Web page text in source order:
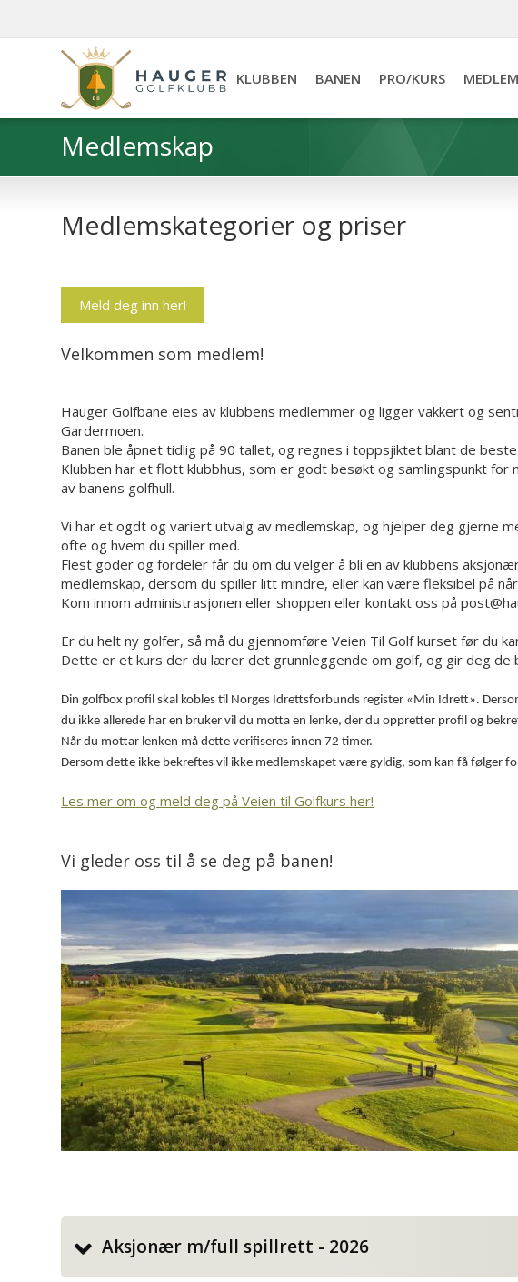
KLUBBEN BANEN PRO/KURS
Medlemskap
Medlemskategorier og priser
Meld deg inn her!
Velkommen som medlem!
Hauger Golfbane eies av klubbens medlemmer og ligger vakkert og
Gardermoen.
Banen ble åpnet tidlig på 90 tallet, og regnes i toppsjiktet blant de
Klubben har et flott klubbhus, som er godt besøkt og samlingspunkt
av banens golfhull.
Vi har et ogdt og variert utvalg av medlemskap, og hjelper deg gjerne
ofte og hvem du spiller med.
Flest goder og fordeler får du om du velger å bli en av klubbens
medlemskap, dersom du spiller litt mindre, eller kan være fleksibel på
Kom innom administrasjonen eller shoppen eller kontakt oss på
Er du helt ny golfer, så må du gjennomføre Veien Til Golf kurset før du
Dette er et kurs der du lærer det grunnleggende om golf, og gir deg de
Din golfbox profil skal kobles til Norges Idrettsforbunds register «Min Idrett».
du ikke allerede har en bruker vil du motta en lenke, der du oppretter profil og
Når du mottar lenken må dette verifiseres innen 72 timer.
Dersom dette ikke bekreftes vil ikke medlemskapet være gyldig, som kan få følger
Les mer om og meld deg på Veien til Golfkurs her!
Vi gleder oss til å se deg på banen!
Aksjonær m/full spillrett - 2026